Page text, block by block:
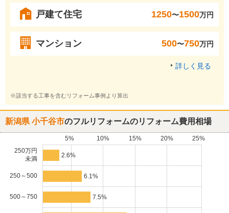
戸建て住宅 1250〜1500万円
マンション 500〜750万円
詳しく見る
※該当する工事を含むリフォーム事例より算出
新潟県 小千谷市のフルリフォームのリフォーム費用相場
5% 10% 15% 20%
25%
250万円
未満
2.6%
250～500 6.1%
500～750 7.5%